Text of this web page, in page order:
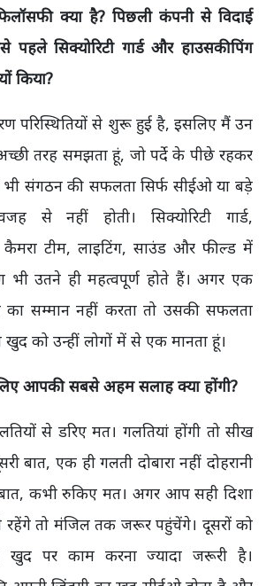
क्या है? पिछली कंपनी से विदाई
सिक्योरिटी गार्ड और हाउसकीपिंग
किया?
परिस्थितियों से शुरू हुई है, इसलिए मैं उन
तरह समझता हूं, जो पर्दे के पीछे रहकर
संगठन की सफलता सिर्फ सीईओ या बड़े
से नहीं होती। सिक्योरिटी गार्ड,
कैमरा टीम, लाइटिंग, साउंड और फील्ड में
भी उतने ही महत्वपूर्ण होते हैं। अगर एक
का सम्मान नहीं करता तो उसकी सफलता
को उन्हीं लोगों में से एक मानता हूं।
आपकी सबसे अहम सलाह क्या होंगी?
से डरिए मत। गलतियां होंगी तो सीख
बात, एक ही गलती दोबारा नहीं दोहरानी
बात, कभी रुकिए मत। अगर आप सही दिशा
तो मंजिल तक जरूर पहुंचेंगे। दूसरों को
पर काम करना ज्यादा जरूरी है।